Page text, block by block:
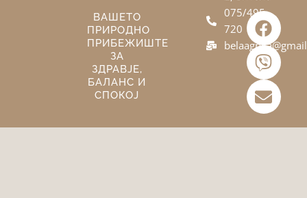
ВАШЕТО
ПРИРОДНО
ПРИБЕЖИШТЕ
ЗА
ЗДРАВЈЕ,
БАЛАНС И
СПОКОЈ
075/495-
720
F
a
c
e
b
o
V
i
b
e
r
E
n
v
e
l
o